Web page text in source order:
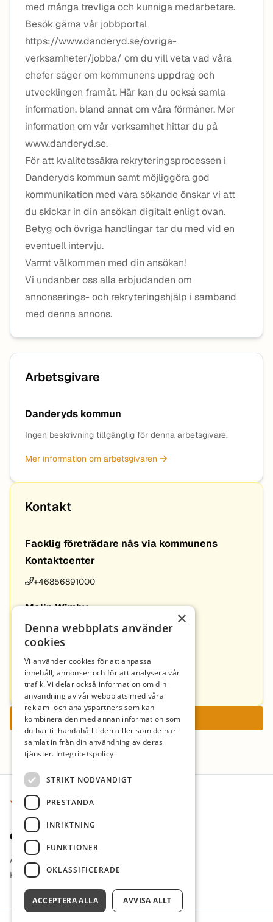
med många trevliga och kunniga medarbetare.
Besök gärna vår jobbportal
https://www.danderyd.se/ovriga-
verksamheter/jobba/ om du vill veta vad våra
chefer säger om kommunens uppdrag och
utvecklingen framåt. Här kan du också samla
information, bland annat om våra förmåner. Mer
information om vår verksamhet hittar du på
www.danderyd.se.
För att kvalitetssäkra rekryteringsprocessen i
Danderyds kommun samt möjliggöra god
kommunikation med våra sökande önskar vi att
du skickar in din ansökan digitalt enligt ovan.
Betyg och övriga handlingar tar du med vid en
eventuell intervju.
Varmt välkommen med din ansökan!
Vi undanber oss alla erbjudanden om
annonserings- och rekryteringshjälp i samband
med denna annons.
Arbetsgivare
Danderyds kommun
Ingen beskrivning tillgänglig för denna arbetsgivare.
Mer information om arbetsgivaren
Kontakt
Facklig företrädare nås via kommunens
Kontaktcenter
+46856891000
Malin Wimby
+46856891652
charlotta.skarelius@danderyd.se
+46856891621
Ansök nu
Sidfot
Om oss
Arbetsgivare i fokus
Kontakt
×
Denna webbplats använder
cookies
Vi använder cookies för att anpassa
innehåll, annonser och för att analysera vår
trafik. Vi delar också information om din
användning av vår webbplats med våra
reklam- och analyspartners som kan
kombinera den med annan information som
du har tillhandahållit dem eller som de har
samlat in från din användning av deras
tjänster. Integritetspolicy
STRIKT NÖDVÄNDIGT
PRESTANDA
INRIKTNING
FUNKTIONER
OKLASSIFICERADE
ACCEPTERA ALLA AVVISA ALLT